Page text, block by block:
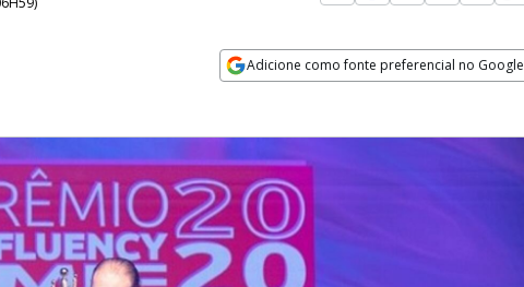
Adicione como fonte preferencial no Google